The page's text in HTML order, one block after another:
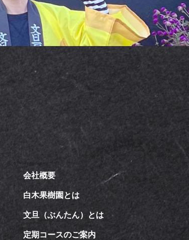
会社概要
白木果樹園とは
文旦（ぶんたん）とは
定期コースのご案内